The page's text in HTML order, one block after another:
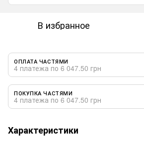
В избранное
ОПЛАТА ЧАСТЯМИ
4 платежа по 6 047.50 грн
ПОКУПКА ЧАСТЯМИ
4 платежа по 6 047.50 грн
Характеристики